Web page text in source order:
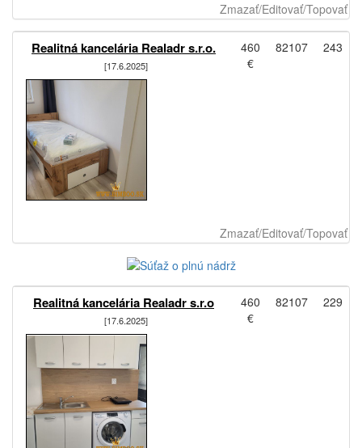
Zmazať/Editovať/Topovať
Realitná kancelária Realadr s.r.o.
[17.6.2025]
460
€
82107 243
Zmazať/Editovať/Topovať
Realitná kancelária Realadr s.r.o
[17.6.2025]
460
€
82107 229